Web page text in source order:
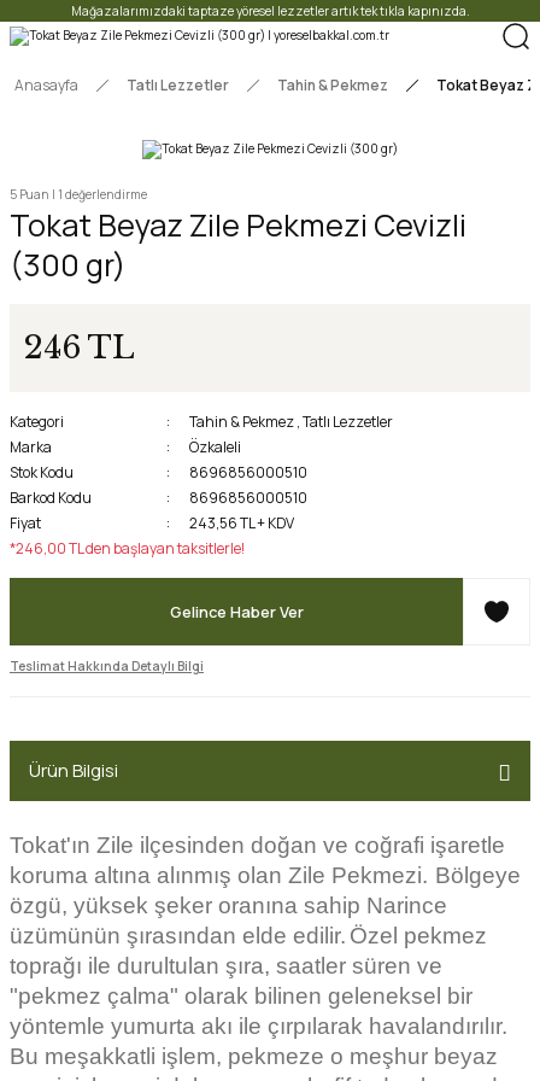
Mağazalarımızdaki taptaze yöresel lezzetler artık tek tıkla kapınızda.
Anasayfa Tatlı Lezzetler Tahin & Pekmez Tokat Beyaz
5 Puan | 1 değerlendirme
Tokat Beyaz Zile Pekmezi Cevizli
(300 gr)
246 TL
Kategori Tahin & Pekmez ,Tatlı Lezzetler
Marka
Özkaleli
Stok Kodu
8696856000510
Barkod Kodu
8696856000510
Fiyat
243,56 TL + KDV
*246,00 TL den başlayan taksitlerle!
Gelince Haber Ver
Teslimat Hakkında Detaylı Bilgi
Ürün Bilgisi
Tokat'ın Zile ilçesinden doğan ve coğrafi işaretle
koruma altına alınmış olan Zile Pekmezi. Bölgeye
özgü, yüksek şeker oranına sahip Narince
üzümünün şırasından elde edilir. Özel pekmez
toprağı ile durultulan şıra, saatler süren ve
"pekmez çalma" olarak bilinen geleneksel bir
yöntemle yumurta akı ile çırpılarak havalandırılır.
Bu meşakkatli işlem, pekmeze o meşhur beyaz